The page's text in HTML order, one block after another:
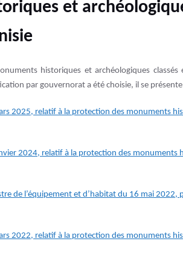
et
historiques et archéologiques classés
par gouvernorat a été choisie, il se
2025, relatif à la protection des monuments
2024, relatif à la protection des monuments
de l’équipement et d’habitat du 16 mai 2022,
2022, relatif à la protection des monuments